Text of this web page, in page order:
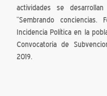
actividades se
“Sembrando conciencias.
Incidencia Política en la
Convocatoria de
2019.